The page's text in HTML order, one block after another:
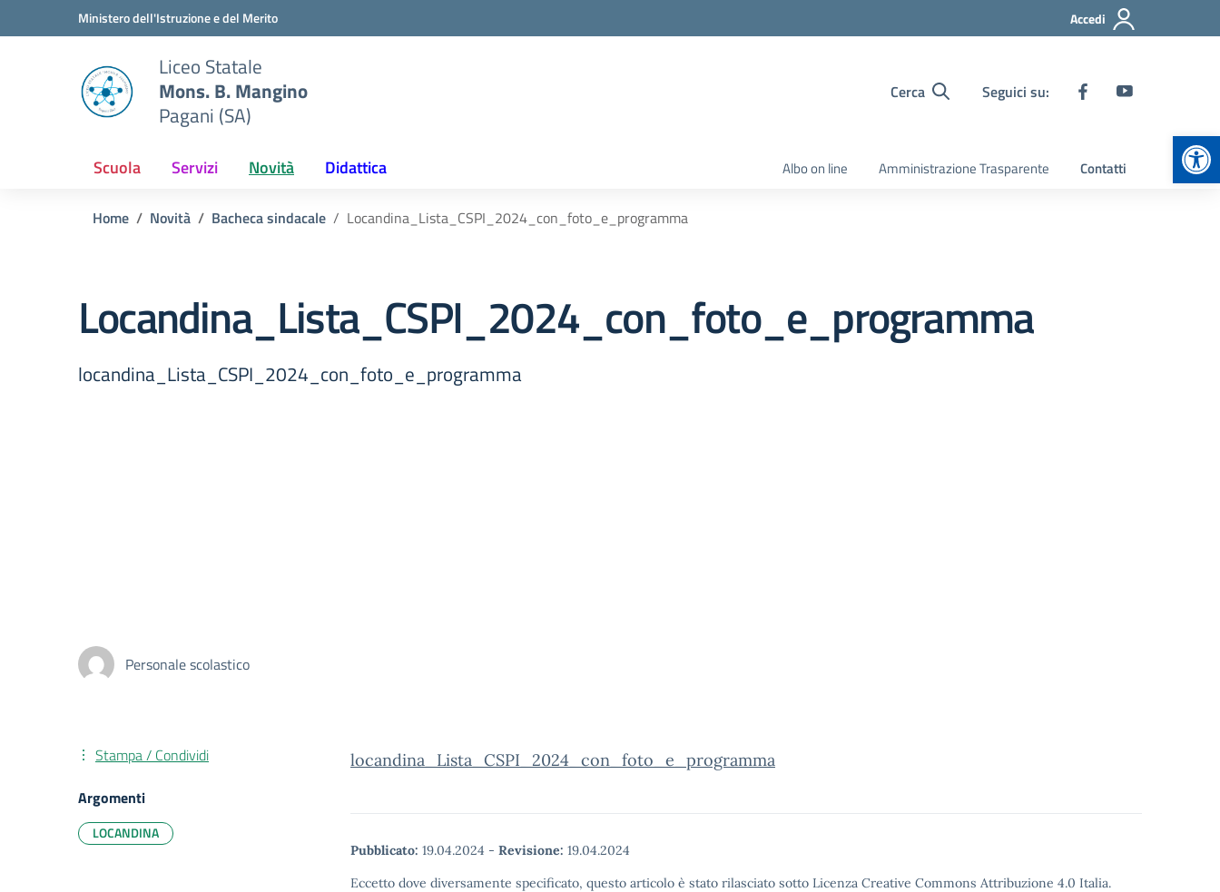
Vai ai contenuti
Vai al menu di navigazioneMinistero dell'Istruzione e del Merito Accedi
Liceo Statale
Mons. B. Mangino
Pagani (SA)
Cerca Seguici su:
Scuola Servizi Novità Didattica Albo on line Amministrazione Trasparente Contatti
Home Novità Bacheca sindacale Locandina_Lista_CSPI_2024_con_foto_e_programma
Locandina_Lista_CSPI_2024_con_foto_e_programma
locandina_Lista_CSPI_2024_con_foto_e_programma
Personale scolastico
locandina_Lista_CSPI_2024_con_foto_e_programma
Pubblicato: 19.04.2024 - Revisione: 19.04.2024
Eccetto dove diversamente specificato, questo articolo è stato rilasciato sotto Licenza Creative Commons Attribuzione 4.0 Italia.
Stampa / Condividi
Argomenti
LOCANDINA